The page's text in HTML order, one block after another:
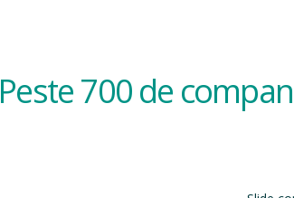
Peste 700 de